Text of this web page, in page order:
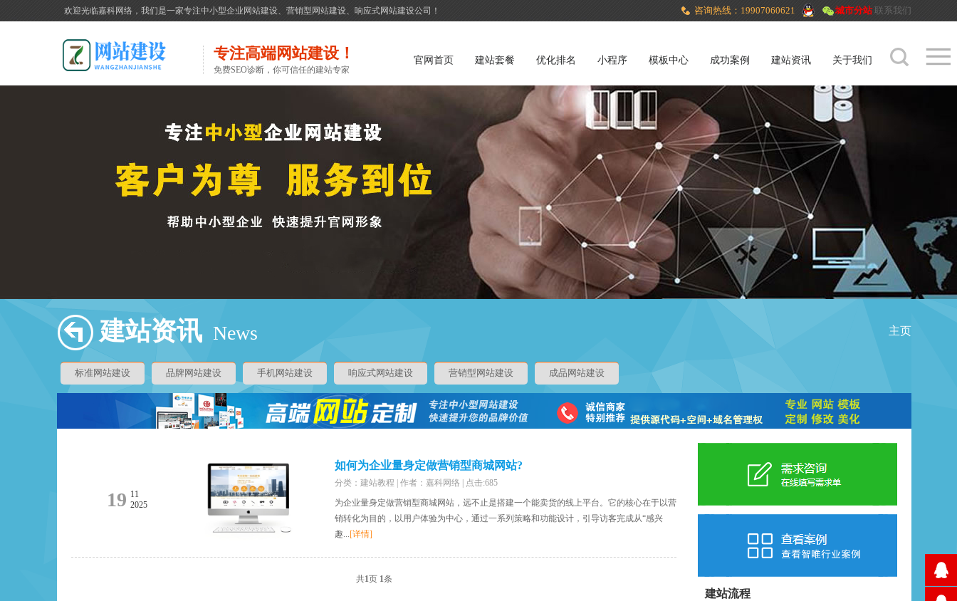
欢迎光临嘉科网络，我们是一家专注中小型企业网站建设、营销型网站建设、响应式网站建设公司！ 咨询热线：19907060621 城市分站 联系我们
专注高端网站建设！
免费SEO诊断，你可信任的建站专家
官网首页 建站套餐 优化排名 小程序 模板中心 成功案例 建站资讯 关于我们
建站资讯 News 主页
标准网站建设 品牌网站建设 手机网站建设 响应式网站建设 营销型网站建设 成品网站建设
19 11
2025
如何为企业量身定做营销型商城网站?
分类：建站教程 | 作者：嘉科网络 | 点击:685
为企业量身定做营销型商城网站，远不止是搭建一个能卖货的线上平台。它的核心在于以营
销转化为目的，以用户体验为中心，通过一系列策略和功能设计，引导访客完成从“感兴
趣...[详情]
共1页 1条
建站流程